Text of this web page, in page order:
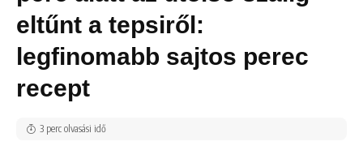
eltűnt a tepsiről:
legfinomabb sajtos perec
recept
3 perc olvasási idő